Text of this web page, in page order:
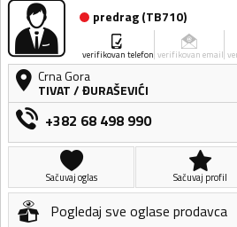
predrag(TB710)
verifikovan telefon verifikovan email
Crna Gora
TIVAT/ĐURAŠEVIĆI
+382 68 498 990
Sačuvaj oglas Sačuvaj profil
Pogledaj sve oglase prodavca